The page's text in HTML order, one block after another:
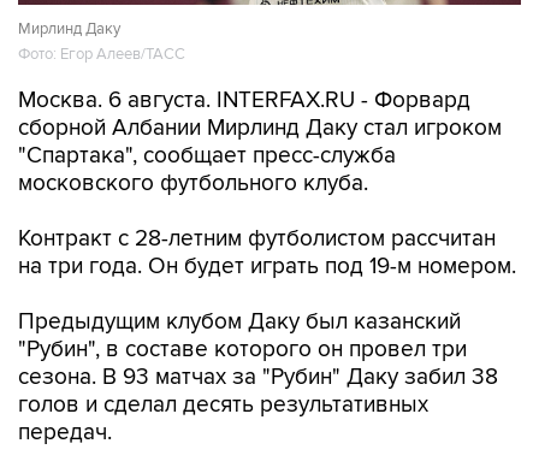
Мирлинд Даку
Фото: Егор Алеев/ТАСС
Москва. 6 августа. INTERFAX.RU - Форвард
сборной Албании Мирлинд Даку стал игроком
"Спартака", сообщает пресс-служба
московского футбольного клуба.
Контракт с 28-летним футболистом рассчитан
на три года. Он будет играть под 19-м номером.
Предыдущим клубом Даку был казанский
"Рубин", в составе которого он провел три
сезона. В 93 матчах за "Рубин" Даку забил 38
голов и сделал десять результативных
передач.